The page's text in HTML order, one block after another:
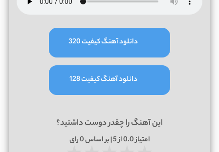
دانلود آهنگ کیفیت 320
دانلود آهنگ کیفیت 128
این آهنگ را چقدر دوست داشتید؟
امتیاز0.0از 5 | بر اساس 0رای